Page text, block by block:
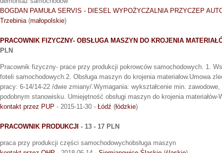
BOGDAN PAMUŁA SERVIS - DIESEL WYPOŻYCZALNIA PRZYCZEP
Trzebinia (małopolskie)
PRACOWNIK FIZYCZNY- OBSŁUGA MASZYN DO KROJENIA
PLN
Pracownik fizyczny- prace przy produkcji pokrowców samochodowych. 1.
foteli samochodowych.2. Obsługa maszyn do krojenia materiałow.Umowa
pracy: 6-14/14-22 /dwie zmiany/.Wymagania: wykształcenie min.
podobnym stanowisku. Umiejętność obsługi maszyn do krojenia materiałów-
kontakt przez PUP - 2015-11-30 - Łódź (łódzkie)
PRACOWNIK PRODUKCJI - 13 - 17 PLN
praca przy produkcji części samochodowychobsługa maszyn